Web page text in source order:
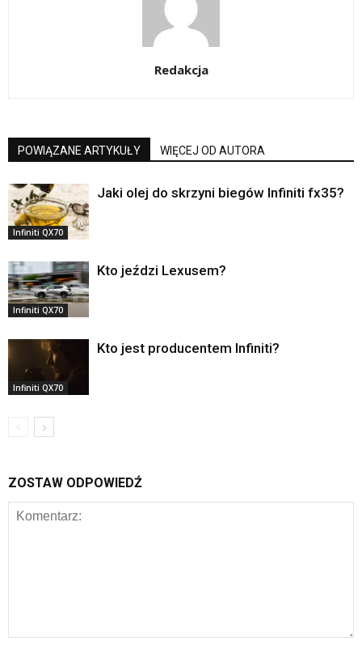
Redakcja
POWIĄZANE ARTYKUŁY WIĘCEJ OD AUTORA
Infiniti QX70
Jaki olej do skrzyni biegów Infiniti fx35?
Infiniti QX70
Kto jeździ Lexusem?
Infiniti QX70
Kto jest producentem Infiniti?
ZOSTAW ODPOWIEDŹ